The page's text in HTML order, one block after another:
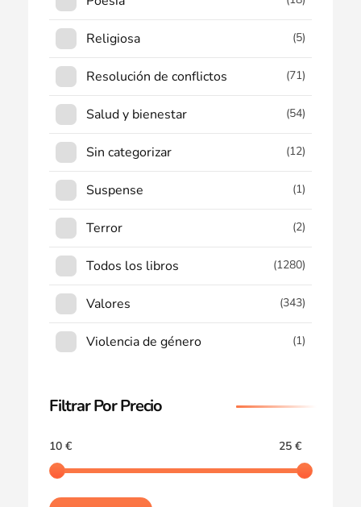
Religiosa (5)
Resolución de conflictos (71)
Salud y bienestar (54)
Sin categorizar (12)
Suspense (1)
Terror (2)
Todos los libros (1280)
Valores (343)
Violencia de género (1)
Filtrar Por Precio
10 € 25 €